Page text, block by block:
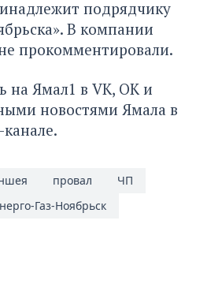
подрядчику
В компании
прокомментировали.
на Ямал1 в VK, ОК и
новостями Ямала в
.
провал
ЧП
Газ-Ноябрьск